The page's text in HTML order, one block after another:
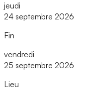
jeudi
24 septembre 2026
Fin
vendredi
25 septembre 2026
Lieu